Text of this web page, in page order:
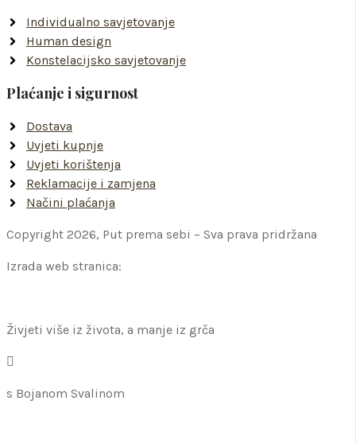
Individualno savjetovanje
Human design
Konstelacijsko savjetovanje
Plaćanje i sigurnost
Dostava
Uvjeti kupnje
Uvjeti korištenja
Reklamacije i zamjena
Načini plaćanja
Copyright 2026, Put prema sebi – Sva prava pridržana
Izrada web stranica:
Živjeti više iz života, a manje iz grča
s Bojanom Svalinom